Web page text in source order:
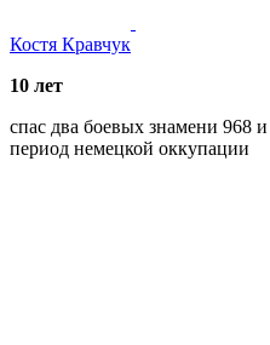
Костя Кравчук
10 лет
спас два боевых знамени 968
период немецкой оккупации